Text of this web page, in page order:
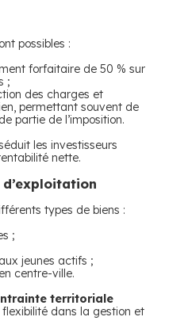
possibles :
forfaitaire de 50 % sur
;
des charges et
permettant souvent de
partie de l’imposition.
les investisseurs
nette.
types de biens :
;
jeunes actifs ;
centre-ville.
territoriale
dans la gestion et